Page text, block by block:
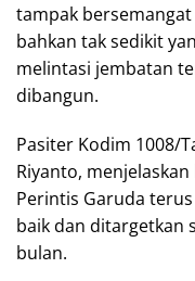
tampak
bahkan tak sedikit
melintasi jembatan
dibangun.
Pasiter Kodim 1008/
Riyanto,
Perintis Garuda
baik dan ditargetkan
bulan.